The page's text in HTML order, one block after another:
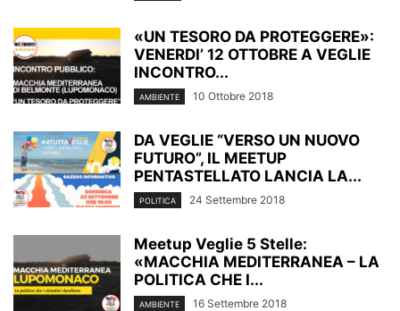
«UN TESORO DA PROTEGGERE»:
VENERDI’ 12 OTTOBRE A VEGLIE
INCONTRO...
AMBIENTE 10 Ottobre 2018
DA VEGLIE “VERSO UN NUOVO
FUTURO”, IL MEETUP
PENTASTELLATO LANCIA LA...
POLITICA 24 Settembre 2018
Meetup Veglie 5 Stelle:
«MACCHIA MEDITERRANEA – LA
POLITICA CHE I...
AMBIENTE 16 Settembre 2018